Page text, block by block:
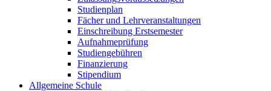
Studienplan
Fächer und Lehrveranstaltungen
Einschreibung Erstsemester
Aufnahmeprüfung
Studiengebühren
Finanzierung
Stipendium
Allgemeine Schule